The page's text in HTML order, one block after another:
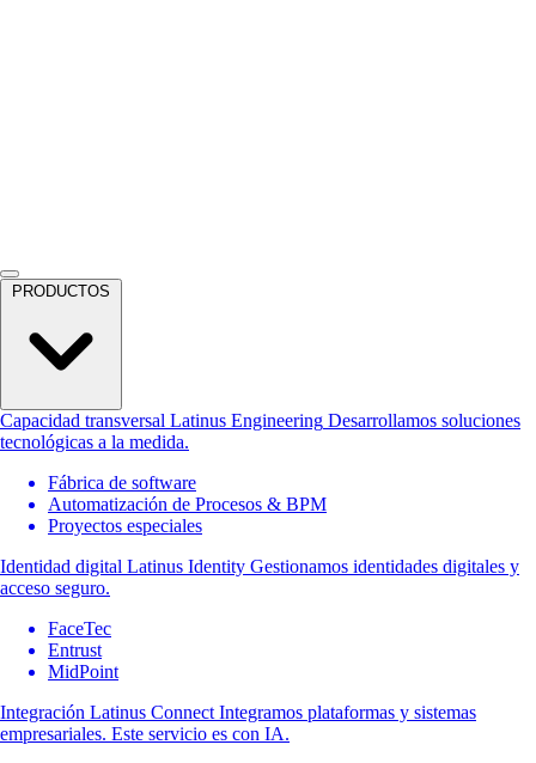
PRODUCTOS
Capacidad transversal Latinus Engineering Desarrollamos soluciones
tecnológicas a la medida.
Fábrica de software
Automatización de Procesos & BPM
Proyectos especiales
Identidad digital Latinus Identity Gestionamos identidades digitales y
acceso seguro.
FaceTec
Entrust
MidPoint
Integración Latinus Connect Integramos plataformas y sistemas
empresariales. Este servicio es con IA.